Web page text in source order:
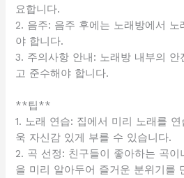
요합니다.
2. 음주: 음주 후에는 노래방에서 노
야 합니다.
3. 주의사항 안내: 노래방 내부의
고 준수해야 합니다.
**팁**
1. 노래 연습: 집에서 미리 노래를
욱 자신감 있게 부를 수 있습니다.
2. 곡 선정: 친구들이 좋아하는 곡
을 미리 알아두어 즐거운 분위기를